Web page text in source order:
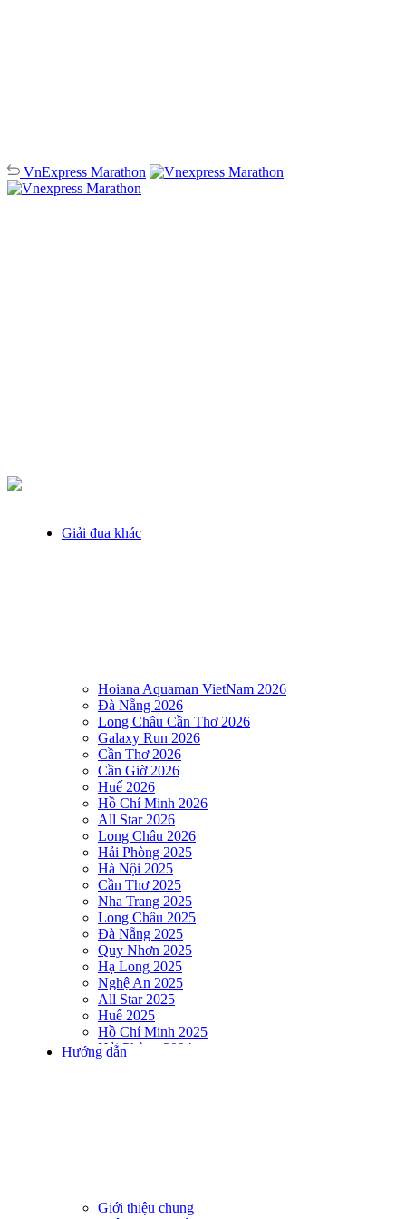
VnExpress Marathon
Giải đua khác
Hoiana Aquaman VietNam 2026
Đà Nẵng 2026
Long Châu Cần Thơ 2026
Galaxy Run 2026
Cần Thơ 2026
Cần Giờ 2026
Huế 2026
Hồ Chí Minh 2026
All Star 2026
Long Châu 2026
Hải Phòng 2025
Hà Nội 2025
Cần Thơ 2025
Nha Trang 2025
Long Châu 2025
Đà Nẵng 2025
Quy Nhơn 2025
Hạ Long 2025
Nghệ An 2025
All Star 2025
Huế 2025
Hồ Chí Minh 2025
Hải Phòng 2024
DNSE AQUAMAN VIETNAM 2024
DNSE AQUAMAN VIETNAM 2023
Hướng dẫn
Giới thiệu chung